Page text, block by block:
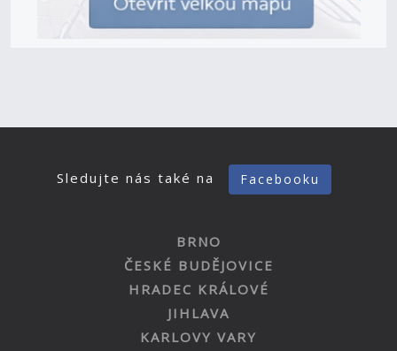
Sledujte nás také na Facebooku
BRNO
ČESKÉ BUDĚJOVICE
HRADEC KRÁLOVÉ
JIHLAVA
KARLOVY VARY